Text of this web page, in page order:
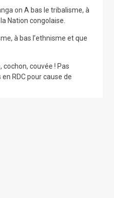
on A bas le tribalisme, à
Nation congolaise.
à bas l’ethnisme et que
cochon, couvée ! Pas
RDC pour cause de